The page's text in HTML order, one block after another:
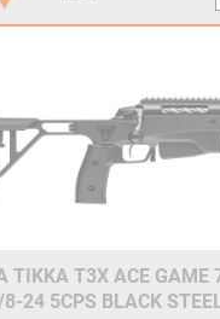
TIKKA T3X ACE
24 5CPS BLACK